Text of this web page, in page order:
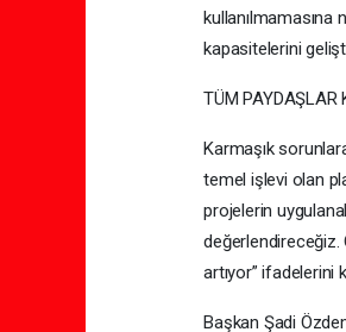
kapasitelerini
TÜM PAYDAŞLAR
Karmaşık
temel işlevi olan
projelerin
değerlendireceğiz.
artıyor” ifadelerini
Başkan Şadi